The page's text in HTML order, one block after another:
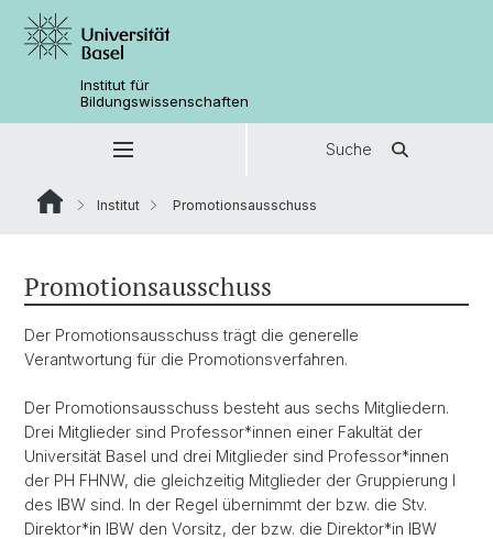
Institut für
Bildungswissenschaften
Suche
Institut Promotionsausschuss
Promotionsausschuss
Der Promotionsausschuss trägt die generelle
Verantwortung für die Promotionsverfahren.
Der Promotionsausschuss besteht aus sechs Mitgliedern.
Drei Mitglieder sind Professor*innen einer Fakultät der
Universität Basel und drei Mitglieder sind Professor*innen
der PH FHNW, die gleichzeitig Mitglieder der Gruppierung I
des IBW sind. In der Regel übernimmt der bzw. die Stv.
Direktor*in IBW den Vorsitz, der bzw. die Direktor*in IBW